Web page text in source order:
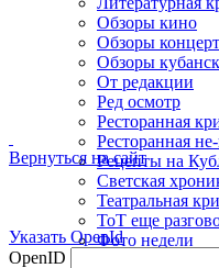
Вернуться на сайт
Указать OpenId
OpenID
Обзоры кино
Обзоры
Обзоры
От редакции
Ред осмотр
Ресторанная
Ресторанная
Рецепты на
Светская
Театральная
ТоТ еще
Фото недели